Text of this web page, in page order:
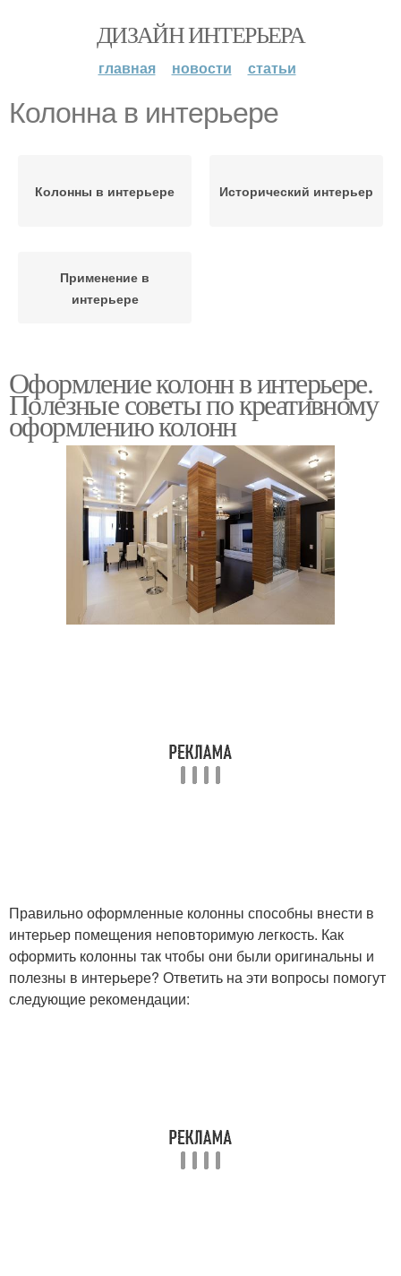
ДИЗАЙН ИНТЕРЬЕРА
главная новости статьи
Колонна в интерьере
Колонны в интерьере Исторический интерьер
Применение в
интерьере
Оформление колонн в интерьере.
Полезные советы по креативному
оформлению колонн
Правильно оформленные колонны способны внести в
интерьер помещения неповторимую легкость. Как
оформить колонны так чтобы они были оригинальны и
полезны в интерьере? Ответить на эти вопросы помогут
следующие рекомендации: